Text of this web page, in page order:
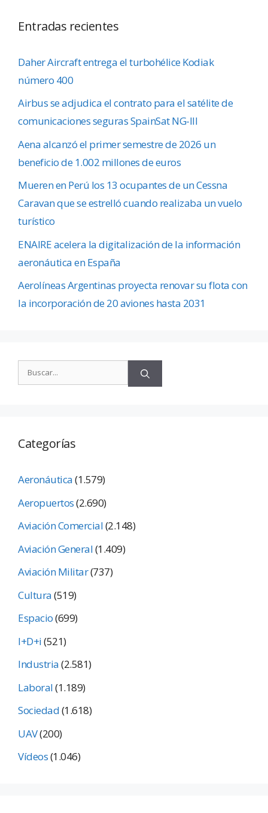
Entradas recientes
Daher Aircraft entrega el turbohélice Kodiak
número 400
Airbus se adjudica el contrato para el satélite de
comunicaciones seguras SpainSat NG-III
Aena alcanzó el primer semestre de 2026 un
beneficio de 1.002 millones de euros
Mueren en Perú los 13 ocupantes de un Cessna
Caravan que se estrelló cuando realizaba un vuelo
turístico
ENAIRE acelera la digitalización de la información
aeronáutica en España
Aerolíneas Argentinas proyecta renovar su flota con
la incorporación de 20 aviones hasta 2031
Categorías
Aeronáutica(1.579)
Aeropuertos(2.690)
Aviación Comercial(2.148)
Aviación General(1.409)
Aviación Militar(737)
Cultura(519)
Espacio(699)
I+D+i(521)
Industria(2.581)
Laboral(1.189)
Sociedad(1.618)
UAV(200)
Vídeos(1.046)